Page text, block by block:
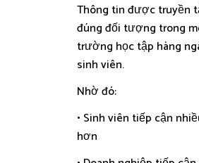
Thông tin được truyền
đúng đối tượng trong
trường học tập hàng
sinh viên.
Nhờ đó:
• Sinh viên tiếp cận
hơn